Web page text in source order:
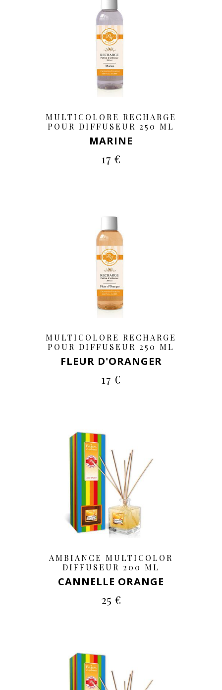
MULTICOLORE RECHARGE
POUR DIFFUSEUR 250 ML
MARINE
17 €
MULTICOLORE RECHARGE
POUR DIFFUSEUR 250 ML
FLEUR D'ORANGER
17 €
AMBIANCE MULTICOLOR
DIFFUSEUR 200 ML
CANNELLE ORANGE
25 €